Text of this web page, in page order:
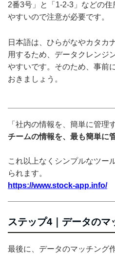
2番3号」と「1-2-3」などの
やすいので注意が必要です。
日本語は、ひらがなやカタカ
用するため、データクレンジ
やすいです。そのため、事前
おきましょう。
「社内の情報を、簡単に管理
チームの情報を、最も簡単に
これ以上なくシンプルなツー
られます。
https://www.stock-app.info/
ステップ4｜データのマ
最後に、データのマッチング